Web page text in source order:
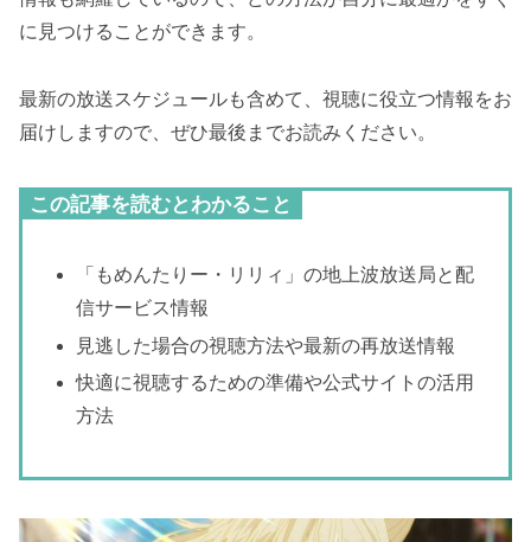
に見つけることができます。
最新の放送スケジュールも含めて、視聴に役立つ情報をお
届けしますので、ぜひ最後までお読みください。
この記事を読むとわかること
「もめんたりー・リリィ」の地上波放送局と配
信サービス情報
見逃した場合の視聴方法や最新の再放送情報
快適に視聴するための準備や公式サイトの活用
方法